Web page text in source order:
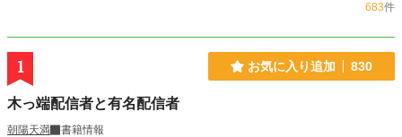
683件
1 お気に入り追加 830
木っ端配信者と有名配信者
朝陽天満
書籍情報